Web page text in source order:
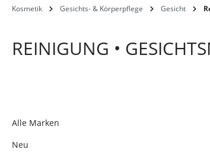
Kosmetik Gesichts- & Körperpflege Gesicht
REINIGUNG •
Alle Marken
Neu